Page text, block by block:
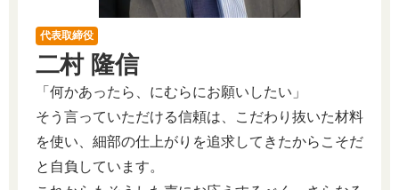
代表取締役
二村 隆信
「何かあったら、にむらにお願いしたい」
そう言っていただける信頼は、こだわり抜いた材料
を使い、細部の仕上がりを追求してきたからこそだ
と自負しています。